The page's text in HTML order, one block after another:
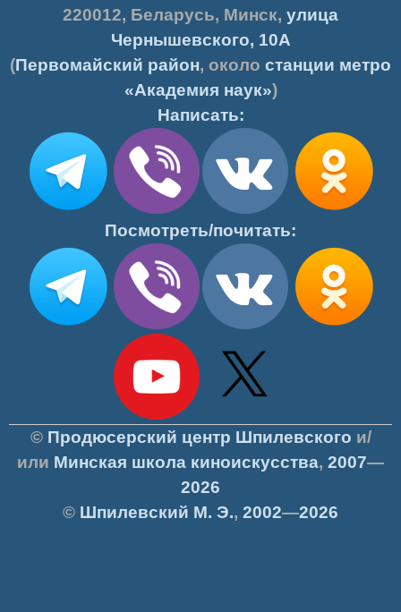
220012, Беларусь, Минск, улица
Чернышевского, 10А
(Первомайский район, около станции метро
«Академия наук»)
Написать:
Посмотреть/почитать:
© Продюсерский центр Шпилевского и/
или Минская школа киноискусства, 2007—
2026
© Шпилевский М. Э., 2002—2026